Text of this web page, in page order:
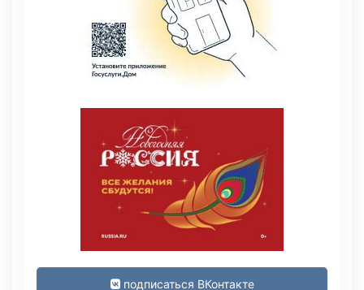
подписаться ВКонтакте